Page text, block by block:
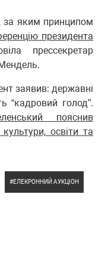
за яким принципом
президента
прессекретар
заявив: державні
“кадровий голод”.
пояснив
культури, освіти та
ЕЛЕКРОННИЙ АУКЦІОН